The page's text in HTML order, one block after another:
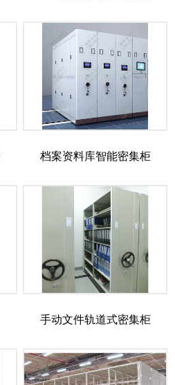
档案资料库智能密集柜
手动文件轨道式密集柜